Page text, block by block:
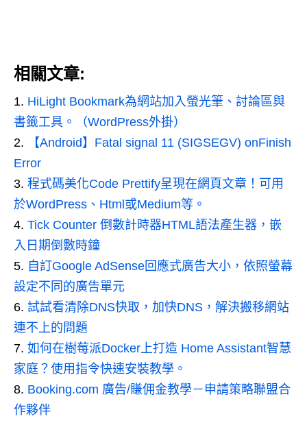
相關文章:
HiLight Bookmark為網站加入螢光筆、討論區與
書籤工具。（WordPress外掛）
【Android】Fatal signal 11 (SIGSEGV) onFinish
Error
程式碼美化Code Prettify呈現在網頁文章！可用
於WordPress、Html或Medium等。
Tick Counter 倒數計時器HTML語法產生器，嵌
入日期倒數時鐘
自訂Google AdSense回應式廣告大小，依照螢幕
設定不同的廣告單元
試試看清除DNS快取，加快DNS，解決搬移網站
連不上的問題
如何在樹莓派Docker上打造 Home Assistant智慧
家庭？使用指令快速安裝教學。
Booking.com 廣告/賺佣金教學－申請策略聯盟合
作夥伴